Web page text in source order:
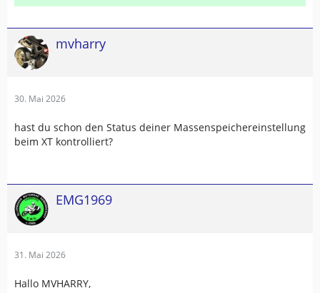
mvharry
30. Mai 2026
hast du schon den Status deiner Massenspeichereinstellung
beim XT kontrolliert?
EMG1969
31. Mai 2026
Hallo MVHARRY,